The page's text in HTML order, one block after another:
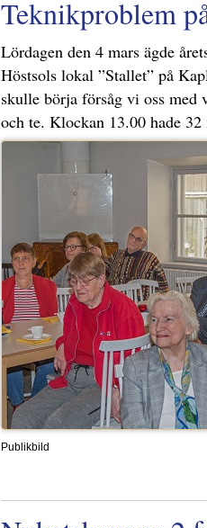
Teknikproblem
Lördagen den 4 mars ägde
Höstsols lokal ”Stallet” på
skulle börja försåg vi oss med
och te. Klockan 13.00 hade
Publikbild